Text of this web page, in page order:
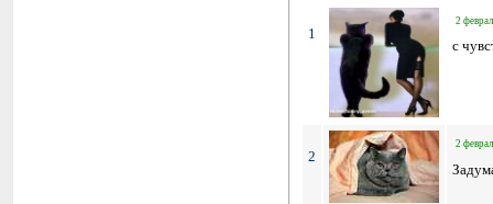
1
2
с
2
2